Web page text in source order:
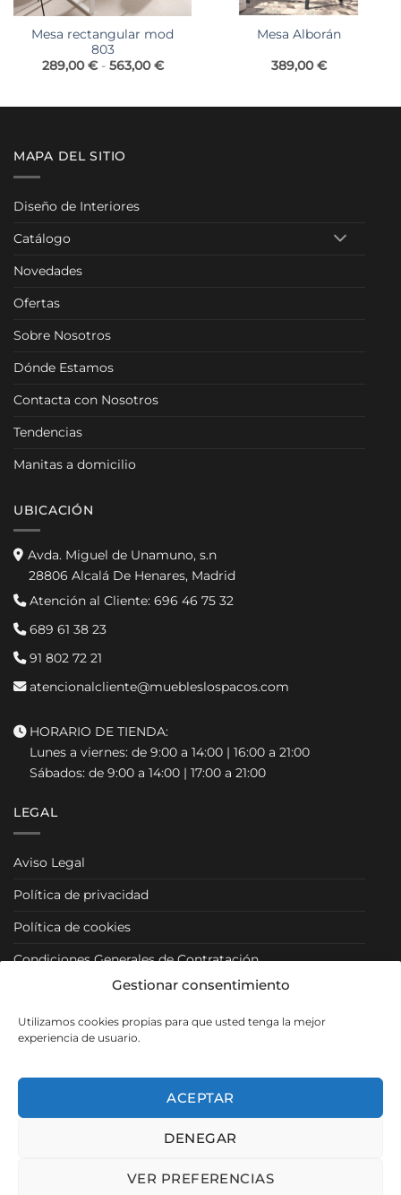
Gestionar consentimiento
Utilizamos cookies propias para que usted tenga la mejor
experiencia de usuario.
ACEPTAR
DENEGAR
VER PREFERENCIAS
Mesa rectangular mod
803
289,00€ - 563,00€Rango
289,00 €
Mesa Alborán
389,00€
€
MAPA DEL SITIO
Diseño de Interiores
Catálogo
Novedades
Ofertas
Sobre Nosotros
Dónde Estamos
Contacta con Nosotros
Tendencias
Manitas a domicilio
UBICACIÓN
Avda. Miguel de Unamuno, s.n
28806 Alcalá De Henares, Madrid
Atención al Cliente: 696 46 75 32
689 61 38 23
91 802 72 21
atencionalcliente@muebleslospacos.com
HORARIO DE TIENDA:
Lunes a viernes: de 9:00 a 14:00 | 16:00 a 21:00
Sábados: de 9:00 a 14:00 | 17:00 a 21:00
LEGAL
Aviso Legal
Política de privacidad
Política de cookies
Condiciones Generales de Contratación
Condiciones Particulares
Política de Venta y Cancelación/Devolución
Visa PayPal MasterCard